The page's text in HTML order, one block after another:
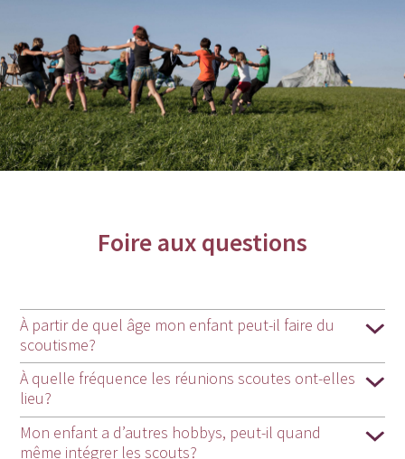
Foire aux questions
À partir de quel âge mon enfant peut-il faire du
scoutisme?
À quelle fréquence les réunions scoutes ont-elles
lieu?
Mon enfant a d’autres hobbys, peut-il quand
même intégrer les scouts?